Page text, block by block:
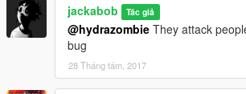
jackabob Tác giả
@hydrazombie They attack
bug
28 Tháng tám, 2017